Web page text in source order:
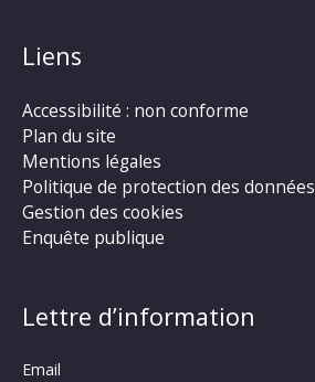
Liens
Accessibilité : non conforme
Plan du site
Mentions légales
Politique de protection des données
Gestion des cookies
Enquête publique
Lettre d’information
Email